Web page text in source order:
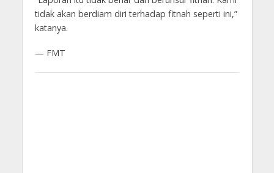
tidak akan berdiam diri terhadap fitnah seperti ini,”
katanya.
— FMT